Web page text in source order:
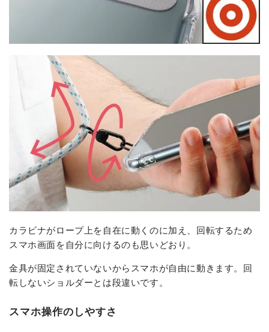
カラビナがロープ上を自在に動くのに加え、回転するため
スマホ画面を自分に向けるのも思いどおり。
金具が固定されていないからスマホが自由に動きます。回
転しないショルダーとは段違いです。
スマホ操作のしやすさ